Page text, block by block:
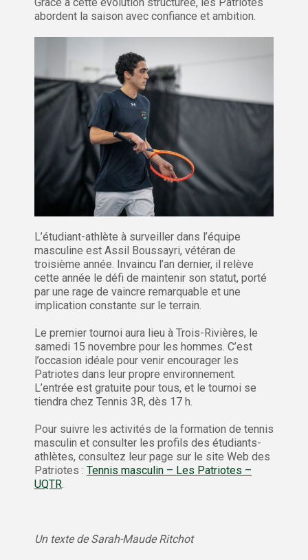
abordent la saison avec confiance et ambition.
L’étudiant-athlète à surveiller dans l’équipe
masculine est Assil Boussayri, vétéran de
troisième année. Invaincu l’an dernier, il relève
cette année le défi de maintenir son statut, porté
par une rage de vaincre remarquable et une
implication constante sur le terrain.
Le premier tournoi aura lieu à Trois-Rivières, le
samedi 15 novembre pour les hommes. C’est
l’occasion idéale pour venir encourager les
Patriotes dans leur propre environnement.
L’entrée est gratuite pour tous, et le tournoi se
tiendra chez Tennis 3R, dès 17 h.
Pour suivre les activités de la formation de tennis
masculin et consulter les profils des étudiants-
athlètes, consultez leur page sur le site Web des
Patriotes : Tennis masculin – Les Patriotes –
UQTR
Un texte de Sarah-Maude Ritchot